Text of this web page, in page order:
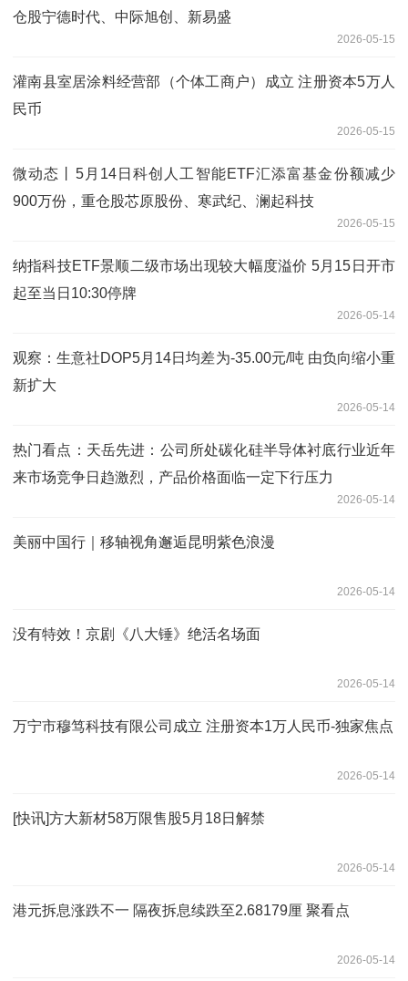
仓股宁德时代、中际旭创、新易盛
2026-05-15
灌南县室居涂料经营部（个体工商户）成立 注册资本5万人
民币
2026-05-15
微动态丨5月14日科创人工智能ETF汇添富基金份额减少
900万份，重仓股芯原股份、寒武纪、澜起科技
2026-05-15
纳指科技ETF景顺二级市场出现较大幅度溢价 5月15日开市
起至当日10:30停牌
2026-05-14
观察：生意社DOP5月14日均差为-35.00元/吨 由负向缩小重
新扩大
2026-05-14
热门看点：天岳先进：公司所处碳化硅半导体衬底行业近年
来市场竞争日趋激烈，产品价格面临一定下行压力
2026-05-14
美丽中国行｜移轴视角邂逅昆明紫色浪漫
2026-05-14
没有特效！京剧《八大锤》绝活名场面
2026-05-14
万宁市穆笃科技有限公司成立 注册资本1万人民币-独家焦点
2026-05-14
[快讯]方大新材58万限售股5月18日解禁
2026-05-14
港元拆息涨跌不一 隔夜拆息续跌至2.68179厘 聚看点
2026-05-14